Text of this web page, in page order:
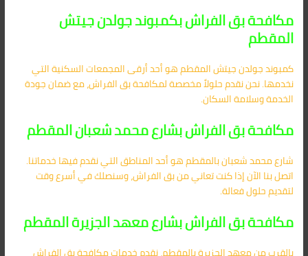
مكافحة بق الفراش بكمبوند جولدن جيتش
المقطم
كمبوند جولدن جيتش المقطم هو أحد أرقى المجمعات السكنية التي
نخدمها. نحن نقدم حلولاً مخصصة لمكافحة بق الفراش، مع ضمان جودة
الخدمة وسلامة السكان.
مكافحة بق الفراش بشارع محمد شعبان المقطم
شارع محمد شعبان بالمقطم هو أحد المناطق التي نقدم فيها خدماتنا.
اتصل بنا الآن إذا كنت تعاني من بق الفراش، وسنصلك في أسرع وقت
لتقديم حلول فعالة.
مكافحة بق الفراش بشارع معهد الجزيرة المقطم
بالقرب من معهد الجزيرة بالمقطم، نقدم خدمات مكافحة بق الفراش